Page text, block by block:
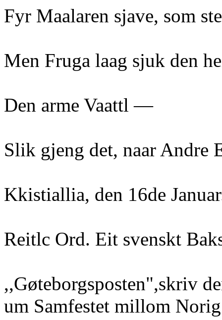
Fyr Maalaren sjave, som
Men Fruga laag sjuk den
Den arme Vaattl —
Slik gjeng det, naar Andre
Kkistiallia, den 16de
Reitlc Ord. Eit svenskt
,,Gøteborgsposten",skriv
um Samfestet millom